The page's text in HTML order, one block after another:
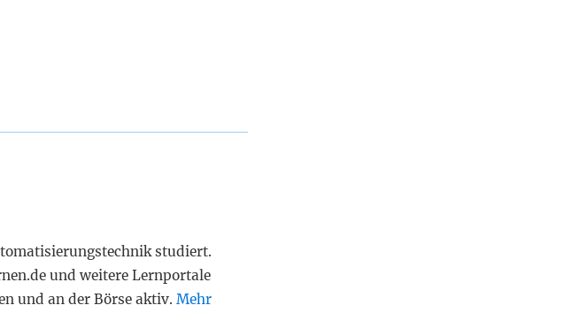
studiert.
und weitere Lernportale
und an der Börse aktiv. Mehr